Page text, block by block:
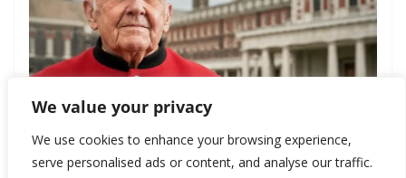
We value your privacy
We use cookies to enhance your browsing experience,
serve personalised ads or content, and analyse our traffic.
БРИТАНИЯ